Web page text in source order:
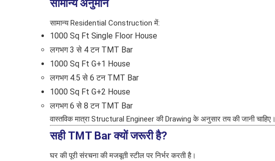
सामान्य अनुमान
सामान्य Residential Construction में:
1000 Sq Ft Single Floor House
लगभग 3 से 4 टन TMT Bar
1000 Sq Ft G+1 House
लगभग 4.5 से 6 टन TMT Bar
1000 Sq Ft G+2 House
लगभग 6 से 8 टन TMT Bar
वास्तविक मात्रा Structural Engineer की Drawing के अनुसार तय की जानी चाहिए।
सही TMT Bar क्यों जरूरी है?
घर की पूरी संरचना की मजबूती स्टील पर निर्भर करती है।